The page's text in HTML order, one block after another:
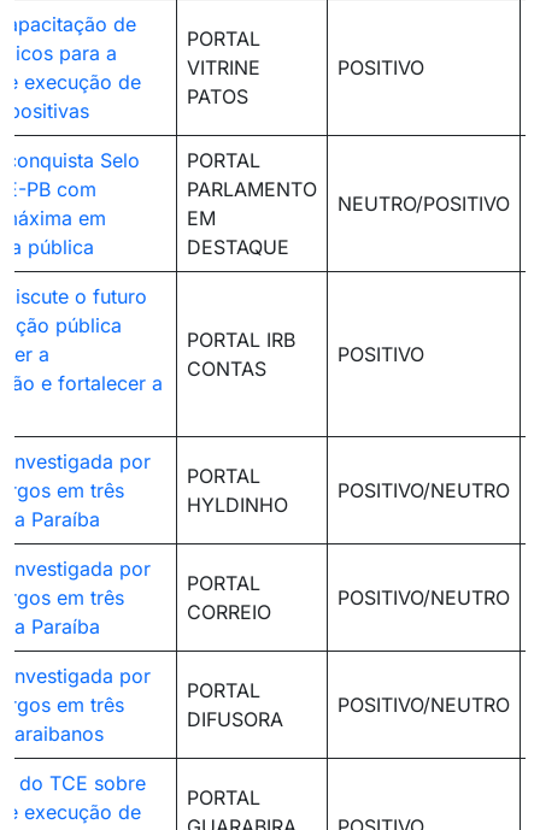
de
para a
e execução de
PORTAL
VITRINE
PATOS
POSITIVO
conquista Selo
PB com
em
pública
PORTAL
PARLAMENTO
EM
DESTAQUE
NEUTRO/POSITIVO
o futuro
pública
a
e fortalecer a
PORTAL IRB
CONTAS
POSITIVO
investigada por
em três
Paraíba
PORTAL
HYLDINHO
POSITIVO/NEUTRO
investigada por
em três
Paraíba
PORTAL
CORREIO
POSITIVO/NEUTRO
investigada por
em três
PORTAL
DIFUSORA
POSITIVO/NEUTRO
do TCE sobre
e execução de
PORTAL